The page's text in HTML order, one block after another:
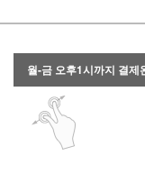
월-금 오후1시까지 결